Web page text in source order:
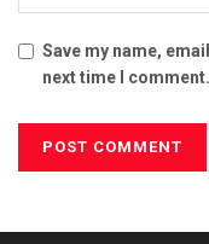
Save my name,
next time I comment.